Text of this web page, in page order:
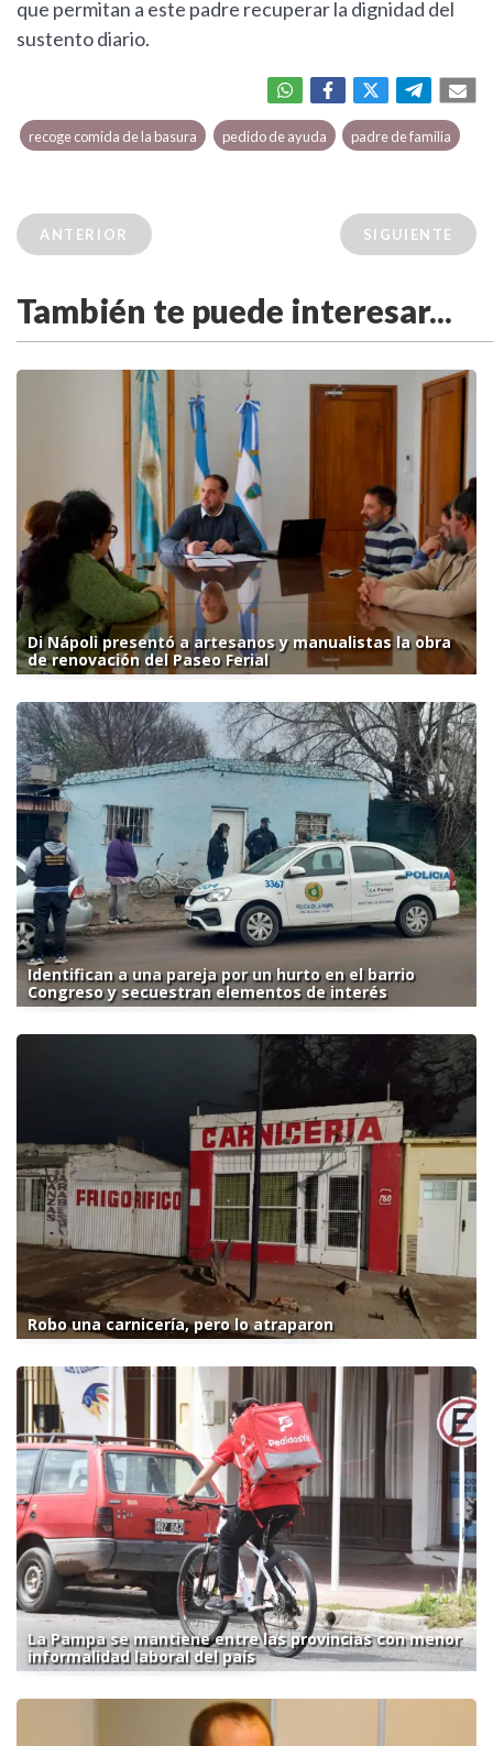
que permitan a este padre recuperar la dignidad del
sustento diario.
recoge comida de la basura pedido de ayuda padre de familia
ANTERIOR SIGUIENTE
También te puede interesar...
Di Nápoli presentó a artesanos y manualistas la obra
de renovación del Paseo Ferial
Identifican a una pareja por un hurto en el barrio
Congreso y secuestran elementos de interés
Robo una carnicería, pero lo atraparon
La Pampa se mantiene entre las provincias con menor
informalidad laboral del país